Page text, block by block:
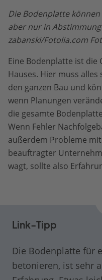
Die Bodenplatte
aber nur in
zabanski/Fotolia.com
Eine Bodenplatte ist die
Hauses. Hier muss
den ganzen Bau und
wenn Planungen
die gesamte
Wenn Fehler
außerdem Probleme
beauftragter
wagt, sollte also
Link-Tipp
Die Bodenplatte für
betonieren, ist sehr